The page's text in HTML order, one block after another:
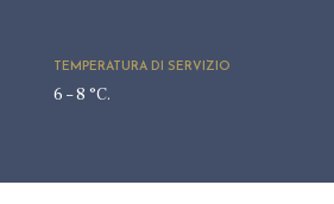
TEMPERATURA DI SERVIZIO
6 – 8 °C.